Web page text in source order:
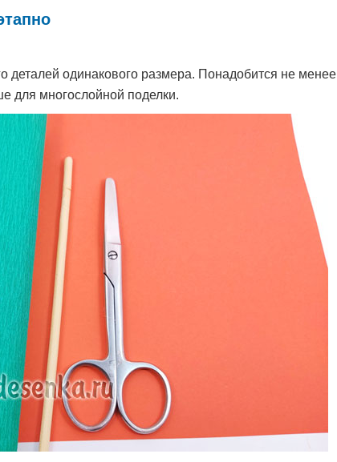
деталей одинакового размера. Понадобится не менее
для многослойной поделки.